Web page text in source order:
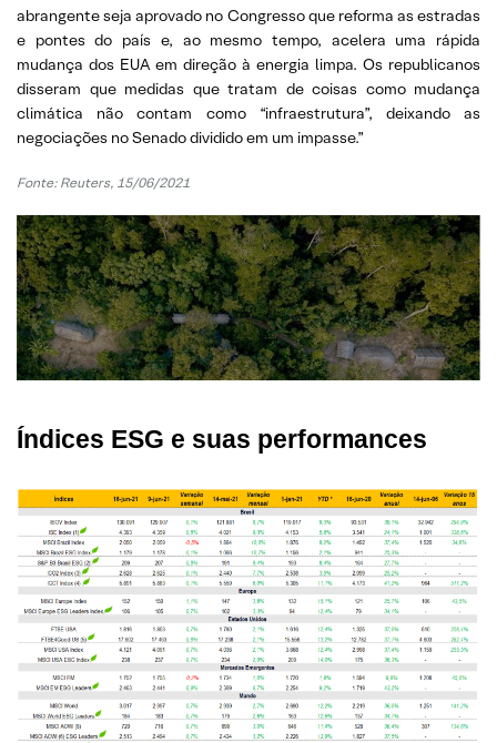
abrangente seja aprovado no Congresso que reforma as estradas
e pontes do país e, ao mesmo tempo, acelera uma rápida
mudança dos EUA em direção à energia limpa. Os republicanos
disseram que medidas que tratam de coisas como mudança
climática não contam como “infraestrutura”, deixando as
negociações no Senado dividido em um impasse.”
Fonte: Reuters, 15/06/2021
Índices ESG e suas performances